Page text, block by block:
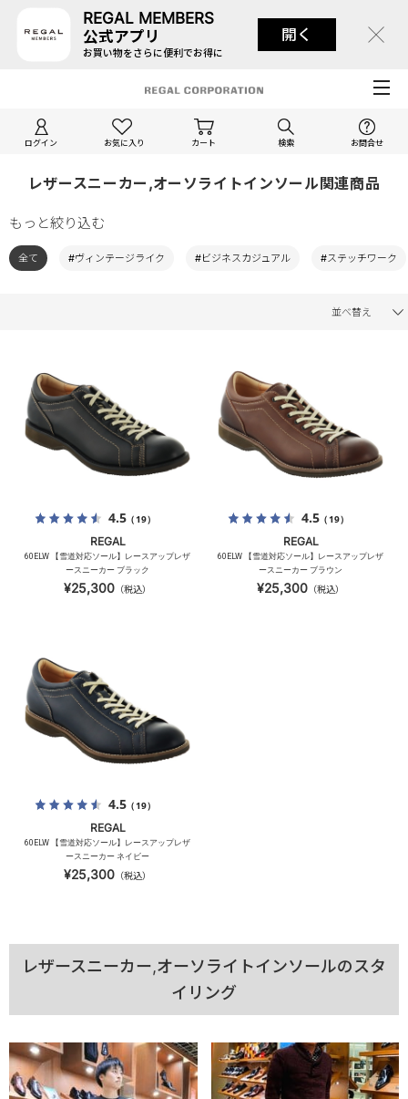
REGAL MEMBERS
公式アプリ
お買い物をさらに便利でお得に
開く
ログイン お気に入り カート 検索 お問合せ
レザースニーカー,オーソライトインソール関連商品
もっと絞り込む
全て #ヴィンテージライク #ビジネスカジュアル #ステッチワーク
並べ替え
4.5（19）
REGAL
60ELW 【雪道対応ソール】レースアップレザ
ースニーカー ブラック
¥25,300 （税込）
4.5（19）
REGAL
60ELW 【雪道対応ソール】レースアップレザ
ースニーカー ブラウン
¥25,300 （税込）
4.5（19）
REGAL
60ELW 【雪道対応ソール】レースアップレザ
ースニーカー ネイビー
¥25,300 （税込）
レザースニーカー,オーソライトインソールのスタ
イリング